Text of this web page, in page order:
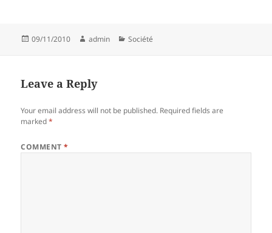
Posted
09/11/2010 Author
admin Categories
Société
Leave a Reply
Your email address will not be published. Required fields are
marked*
COMMENT*